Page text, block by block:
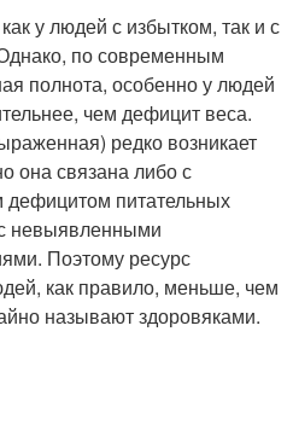
у людей с избытком, так и с
по современным
полнота, особенно у людей
чем дефицит веса.
редко возникает
она связана либо с
дефицитом питательных
невыявленными
Поэтому ресурс
как правило, меньше, чем
называют здоровяками.